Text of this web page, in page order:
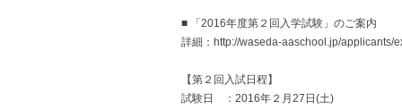
■ 「2016年度第２回入学試験」のご案内
詳細：http://waseda-aaschool.jp/applicants/
【第２回入試日程】
試験日 ：2016年２月27日(土)